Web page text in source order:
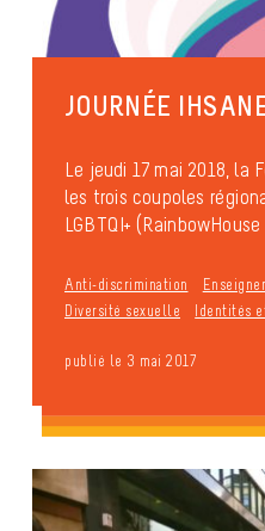
JOURNÉE
Le jeudi 17 mai 2018, la
les trois coupoles
LGBTQI+
Anti-discrimination
Diversité sexuelle
Identités
publié le 3 mai 2017